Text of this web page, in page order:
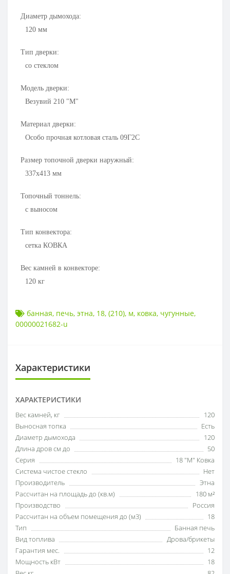
Диаметр дымохода:
120 мм
Тип дверки:
со стеклом
Модель дверки:
Везувий 210 "М"
Материал дверки:
Особо прочная котловая сталь 09Г2С
Размер топочной дверки наружный:
337x413 мм
Топочный тоннель:
с выносом
Тип конвектора:
сетка КОВКА
Вес камней в конвекторе:
120 кг
банная, печь, этна, 18, (210), м, ковка, чугунные,
00000021682-u
Характеристики
ХАРАКТЕРИСТИКИ
Вес камней, кг
120
Выносная топка
Есть
Диаметр дымохода
120
Длина дров см до
50
Серия
18 "М" Ковка
Система чистое стекло
Нет
Производитель
Этна
Рассчитан на площадь до (кв.м)
180 м²
Производство
Россия
Рассчитан на объем помещения до (м3)
18
Тип
Банная печь
Вид топлива
Дрова/брикеты
Гарантия мес.
12
Мощность кВт
18